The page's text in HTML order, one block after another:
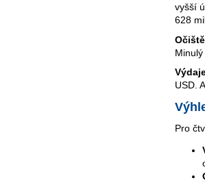
vyšší
628
USD.
Pro